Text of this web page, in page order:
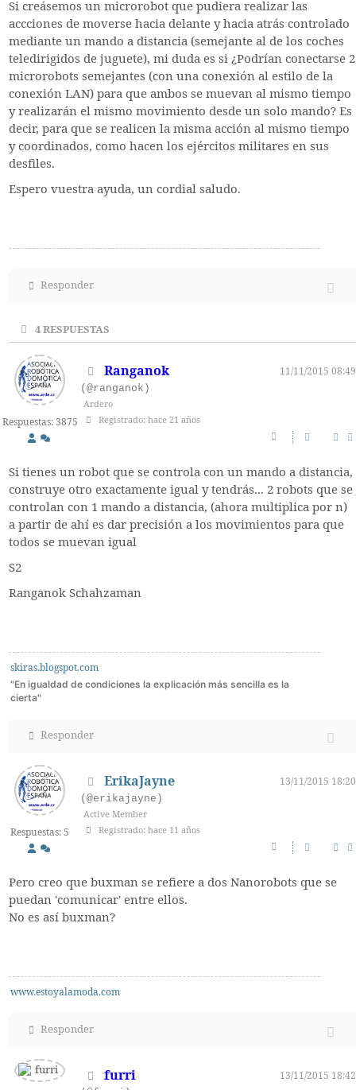
Si creásemos un microrobot que pudiera realizar las
accciones de moverse hacia delante y hacia atrás controlado
mediante un mando a distancia (semejante al de los coches
teledirigidos de juguete), mi duda es si ¿Podrían conectarse 2
microrobots semejantes (con una conexión al estilo de la
conexión LAN) para que ambos se muevan al mismo tiempo
y realizarán el mismo movimiento desde un solo mando? Es
decir, para que se realicen la misma acción al mismo tiempo
y coordinados, como hacen los ejércitos militares en sus
desfiles.
Espero vuestra ayuda, un cordial saludo.
Responder
4RESPUESTAS
Respuestas: 3875
Ranganok
11/11/2015 08:49
(@ranganok)
Ardero
Registrado: hace 21 años
Si tienes un robot que se controla con un mando a distancia,
construye otro exactamente igual y tendrás... 2 robots que se
controlan con 1 mando a distancia, (ahora multiplica por n)
a partir de ahí es dar precisión a los movimientos para que
todos se muevan igual
S2
Ranganok Schahzaman
skiras.blogspot.com
"En igualdad de condiciones la explicación más sencilla es la
cierta"
Responder
Respuestas: 5
ErikaJayne
13/11/2015 18:20
(@erikajayne)
Active Member
Registrado: hace 11 años
Pero creo que buxman se refiere a dos Nanorobots que se
puedan 'comunicar' entre ellos.
No es así buxman?
www.estoyalamoda.com
Responder
furri
13/11/2015 18:42